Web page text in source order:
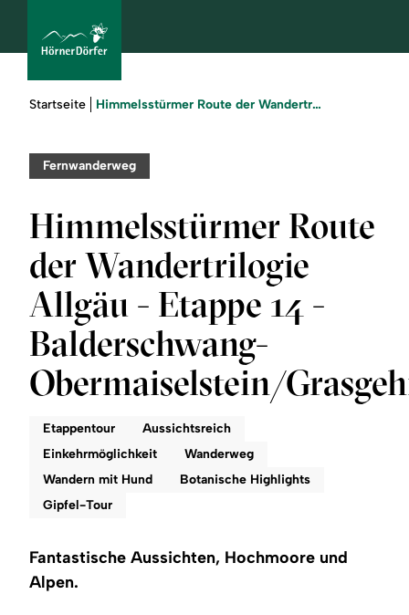
Urlaub
buchen
Sommer
Winter
Region
Service
Sie
Startseite Himmelsstürmer Route der Wandertrilogie Allgäu - Etappe 14 - Balderschwang-Obermaiselstein/Grasgehren
Fernwanderweg
Himmelsstürmer Route
der Wandertrilogie
Allgäu - Etappe 14 -
Balderschwang-
Obermaiselstein/
Etappentour
Aussichtsreich
Einkehrmöglichkeit
Wanderweg
Wandern mit Hund
Botanische Highlights
Gipfel-Tour
Fantastische Aussichten, Hochmoore und
Alpen.